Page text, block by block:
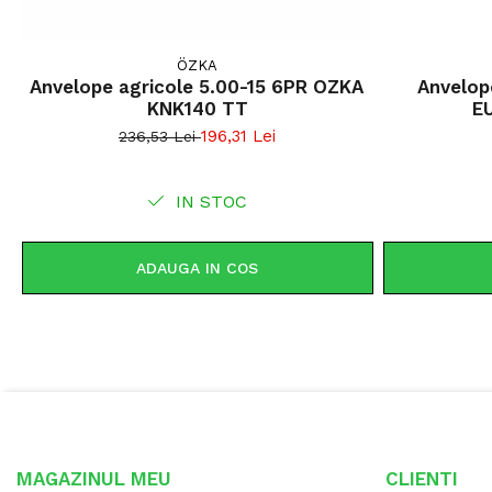
ÖZKA
Anvelope agricole 5.00-15 6PR OZKA
KNK140 TT
236,53 Lei196,31 Lei
IN STOC
ADAUGA IN COS
Anvelope 23x8.50-12
MAGAZINUL MEU CLIENTI